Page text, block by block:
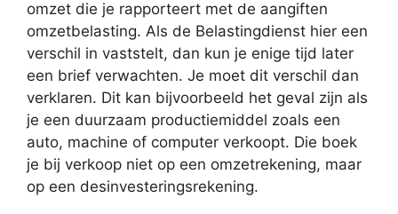
omzet die je rapporteert met de aangiften
omzetbelasting. Als de Belastingdienst hier een
verschil in vaststelt, dan kun je enige tijd later
een brief verwachten. Je moet dit verschil dan
verklaren. Dit kan bijvoorbeeld het geval zijn als
je een duurzaam productiemiddel zoals een
auto, machine of computer verkoopt. Die boek
je bij verkoop niet op een omzetrekening, maar
op een desinvesteringsrekening.